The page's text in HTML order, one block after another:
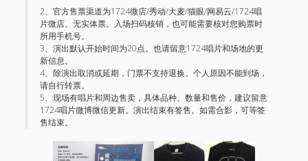
2、官方售票渠道为1724微店/秀动/大麦/猫眼/网易云/1724唱
片微店。无实体票。入场扫码核销，也可能需要核对您购票时
所用手机号。
3、演出默认开始时间为20点。也请留意1724唱片和场地的更
新信息。
4、除演出取消或延期，门票不支持退换。个人原因不能到场，
请自行转票。
5、现场有唱片和周边售卖，具体品种、数量和售价，建议留意
1724唱片微博微信更新。演出结束有签售。如需合影，可等签
售结束。